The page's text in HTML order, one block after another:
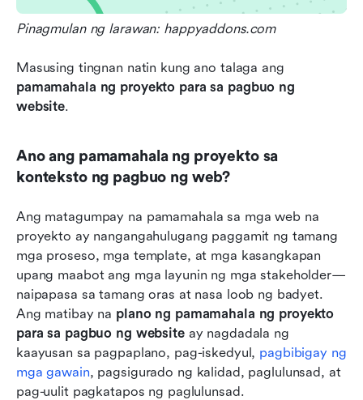
Pinagmulan ng larawan: happyaddons.com
pamamahala ng proyekto para sa pagbuo ng
website.
Ano ang pamamahala ng proyekto sa
konteksto ng pagbuo ng web?
Ang matagumpay na pamamahala sa mga web na
proyekto ay nangangahulugang paggamit ng tamang
mga proseso, mga template, at mga kasangkapan
upang maabot ang mga layunin ng mga stakeholder—
naipapasa sa tamang oras at nasa loob ng badyet.
Ang matibay na plano ng pamamahala ng proyekto
para sa pagbuo ng website ay nagdadala ng
kaayusan sa pagpaplano, pag-iskedyul, pagbibigay ng
mga gawain, pagsigurado ng kalidad, paglulunsad, at
pag-uulit pagkatapos ng paglulunsad.